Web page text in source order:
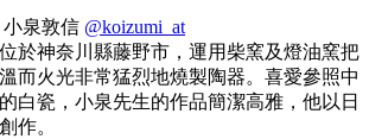
小泉敦信 @koizumi_at
於神奈川縣藤野市，運用柴窯及燈油窯把
而火光非常猛烈地燒製陶器。喜愛參照中
白瓷，小泉先生的作品簡潔高雅，他以日
作。